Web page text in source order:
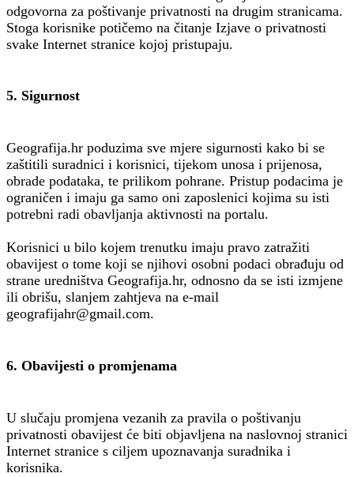
odgovorna za poštivanje privatnosti na drugim stranicama.
Stoga korisnike potičemo na čitanje Izjave o privatnosti
svake Internet stranice kojoj pristupaju.
5. Sigurnost
Geografija.hr poduzima sve mjere sigurnosti kako bi se
zaštitili suradnici i korisnici, tijekom unosa i prijenosa,
obrade podataka, te prilikom pohrane. Pristup podacima je
ograničen i imaju ga samo oni zaposlenici kojima su isti
potrebni radi obavljanja aktivnosti na portalu.
Korisnici u bilo kojem trenutku imaju pravo zatražiti
obavijest o tome koji se njihovi osobni podaci obrađuju od
strane uredništva Geografija.hr, odnosno da se isti izmjene
ili obrišu, slanjem zahtjeva na e-mail
geografijahr@gmail.com.
6. Obavijesti o promjenama
U slučaju promjena vezanih za pravila o poštivanju
privatnosti obavijest će biti objavljena na naslovnoj stranici
Internet stranice s ciljem upoznavanja suradnika i
korisnika.